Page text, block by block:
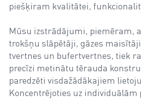
piešķiram kvalitātei,
Mūsu izstrādājumi, piemēram,
trokšņu slāpētāji, gāzes
tvertnes un bufertvertnes, tiek
precīzi metinātu tērauda
paredzēti visdažādākajiem
Koncentrējoties uz individuālām